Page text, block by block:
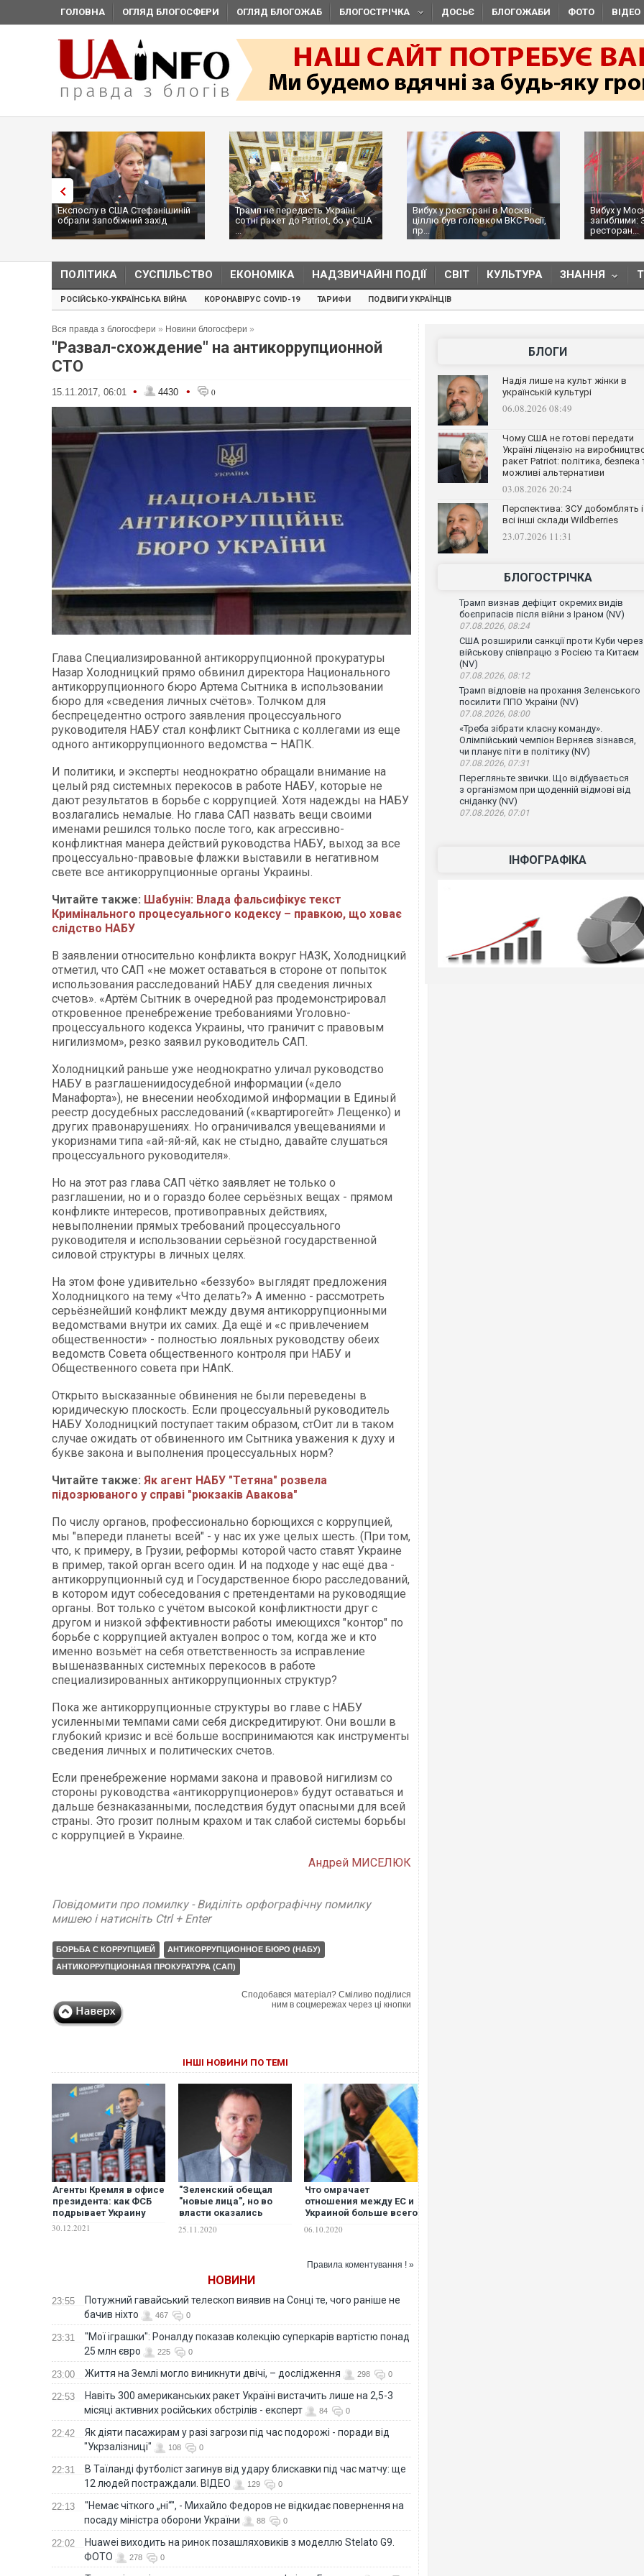
ГОЛОВНА ОГЛЯД БЛОГОСФЕРИ ОГЛЯД БЛОГОЖАБ БЛОГОСТРІЧКА ДОСЬЄ БЛОГОЖАБИ ФОТО ВІДЕО
Експослу в США Стефанішиній
обрали запобіжний захід
Трамп не передасть Україні
сотні ракет до Patriot, бо у США
...
Вибух у ресторані в Москві:
ціллю був головком ВКС Росії,
пр...
Вибух у
загиблими:
ресторан...
ПОЛІТИКА СУСПІЛЬСТВО ЕКОНОМІКА НАДЗВИЧАЙНІ ПОДІЇ СВІТ КУЛЬТУРА ЗНАННЯ
РОСІЙСЬКО-УКРАЇНСЬКА ВІЙНА КОРОНАВІРУС COVID-19 ТАРИФИ ПОДВИГИ УКРАЇНЦІВ
Вся правда з блогосфери » Новини блогосфери »
"Развал-схождение" на антикоррупционной
СТО
15.11.2017, 06:01 • 4430 • 0
Глава Специализированной антикоррупционной прокуратуры
Назар Холодницкий прямо обвинил директора Национального
антикоррупционного бюро Артема Сытника в использовании
бюро для «сведения личных счётов». Толчком для
беспрецедентно острого заявления процессуального
руководителя НАБУ стал конфликт Сытника с коллегами из еще
одного антикоррупционного ведомства – НАПК.
И политики, и эксперты неоднократно обращали внимание на
целый ряд системных перекосов в работе НАБУ, которые не
дают результатов в борьбе с коррупцией. Хотя надежды на НАБУ
возлагались немалые. Но глава САП назвать вещи своими
именами решился только после того, как агрессивно-
конфликтная манера действий руководства НАБУ, выход за все
процессуально-правовые флажки выставили в негативном
свете все антикоррупционные органы Украины.
Читайте также: Шабунін: Влада фальсифікує текст
Кримінального процесуального кодексу – правкою, що ховає
слідство НАБУ
В заявлении относительно конфликта вокруг НАЗК, Холодницкий
отметил, что САП «не может оставаться в стороне от попыток
использования расследований НАБУ для сведения личных
счетов». «Артём Сытник в очередной раз продемонстрировал
откровенное пренебрежение требованиями Уголовно-
процессуального кодекса Украины, что граничит с правовым
нигилизмом», резко заявил руководитель САП.
Холодницкий раньше уже неоднократно уличал руководство
НАБУ в разглашениидосудебной информации («дело
Манафорта»), не внесении необходимой информации в Единый
реестр досудебных расследований («квартирогейт» Лещенко) и
других правонарушениях. Но ограничивался увещеваниями и
укоризнами типа «ай-яй-яй, как не стыдно, давайте слушаться
процессуального руководителя».
Но на этот раз глава САП чётко заявляет не только о
разглашении, но и о гораздо более серьёзных вещах - прямом
конфликте интересов, противоправных действиях,
невыполнении прямых требований процессуального
руководителя и использовании серьёзной государственной
силовой структуры в личных целях.
На этом фоне удивительно «беззубо» выглядят предложения
Холодницкого на тему «Что делать?» А именно - рассмотреть
серьёзнейший конфликт между двумя антикоррупционными
ведомствами внутри их самих. Да ещё и «с привлечением
общественности» - полностью лояльных руководству обеих
ведомств Совета общественного контроля при НАБУ и
Общественного совета при НАпК.
Открыто высказанные обвинения не были переведены в
юридическую плоскость. Если процессуальный руководитель
НАБУ Холодницкий поступает таким образом, стОит ли в таком
случае ожидать от обвиненного им Сытника уважения к духу и
букве закона и выполнения процессуальных норм?
Читайте также: Як агент НАБУ "Тетяна" розвела
підозрюваного у справі "рюкзаків Авакова"
По числу органов, профессионально борющихся с коррупцией,
мы "впереди планеты всей" - у нас их уже целых шесть. (При том,
что, к примеру, в Грузии, реформы которой часто ставят Украине
в пример, такой орган всего один. И на подходе у нас ещё два -
антикоррупционный суд и Государственное бюро расследований,
в котором идут собеседования с претендентами на руководящие
органы. Вот только с учётом высокой конфликтности друг с
другом и низкой эффективности работы имеющихся "контор" по
борьбе с коррупцией актуален вопрос о том, когда же и кто
именно возьмёт на себя ответственность за исправление
вышеназванных системных перекосов в работе
специализированных антикоррупционных структур?
Пока же антикоррупционные структуры во главе с НАБУ
усиленными темпами сами себя дискредитируют. Они вошли в
глубокий кризис и всё больше воспринимаются как инструменты
сведения личных и политических счетов.
Если пренебрежение нормами закона и правовой нигилизм со
стороны руководства «антикоррупционеров» будут оставаться и
дальше безнаказанными, последствия будут опасными для всей
страны. Это грозит полным крахом и так слабой системы борьбы
с коррупцией в Украине.
Андрей МИСЕЛЮК
Повідомити про помилку - Виділіть орфографічну помилку
мишею і натисніть Ctrl + Enter
БОРЬБА С КОРРУПЦИЕЙ
АНТИКОРРУПЦИОННОЕ БЮРО (НАБУ)
АНТИКОРРУПЦИОННАЯ ПРОКУРАТУРА (САП)
Сподобався матеріал? Сміливо поділися
ним в соцмережах через ці кнопки
ІНШІ НОВИНИ ПО ТЕМІ
Агенты Кремля в офисе
президента: как ФСБ
подрывает Украину
30.12.2021
"Зеленский обещал
"новые лица", но во
власти оказались
Януковича и
25.11.2020
Что омрачает
отношения между ЕС и
Украиной больше всего
06.10.2020
Правила коментування ! »
НОВИНИ
23:55
Потужний гавайський телескоп виявив на Сонці те, чого раніше не
бачив ніхто
467 0
23:31
"Мої іграшки": Роналду показав колекцію суперкарів вартістю понад
25 млн євро
225 0
23:00 Життя на Землі могло виникнути двічі, – дослідження 298 0
22:53
Навіть 300 американських ракет Україні вистачить лише на 2,5-3
місяці активних російських обстрілів - експерт
84 0
22:42
Як діяти пасажирам у разі загрози під час подорожі - поради від
"Укрзалізниці"
108 0
22:31
В Таїланді футболіст загинув від удару блискавки під час матчу: ще
12 людей постраждали. ВІДЕО
129 0
22:13
"Немає чіткого „ні“", - Михайло Федоров не відкидає повернення на
посаду міністра оборони України
88 0
22:02
Huawei виходить на ринок позашляховиків з моделлю Stelato G9.
ФОТО
278 0
БЛОГИ
Надія лише на культ жінки в
українській культурі
06.08.2026 08:49
Чому США не готові передати
Україні ліцензію на
ракет Patriot: політика, безпека
можливі альтернативи
03.08.2026 20:24
Перспектива: ЗСУ добомблять і
всі інші склади Wildberries
23.07.2026 11:31
БЛОГОСТРІЧКА
Трамп визнав дефіцит окремих видів
боєприпасів після війни з Іраном (NV)
07.08.2026, 08:24
США розширили санкції проти Куби через
військову співпрацю з Росією та Китаєм
(NV)
07.08.2026, 08:12
Трамп відповів на прохання Зеленського
посилити ППО України (NV)
07.08.2026, 08:00
«Треба зібрати класну команду».
Олімпійський чемпіон Верняєв зізнався,
чи планує піти в політику (NV)
07.08.2026, 07:31
Перегляньте звички. Що відбувається
з організмом при щоденній відмові від
сніданку (NV)
07.08.2026, 07:01
ІНФОГРАФІКА